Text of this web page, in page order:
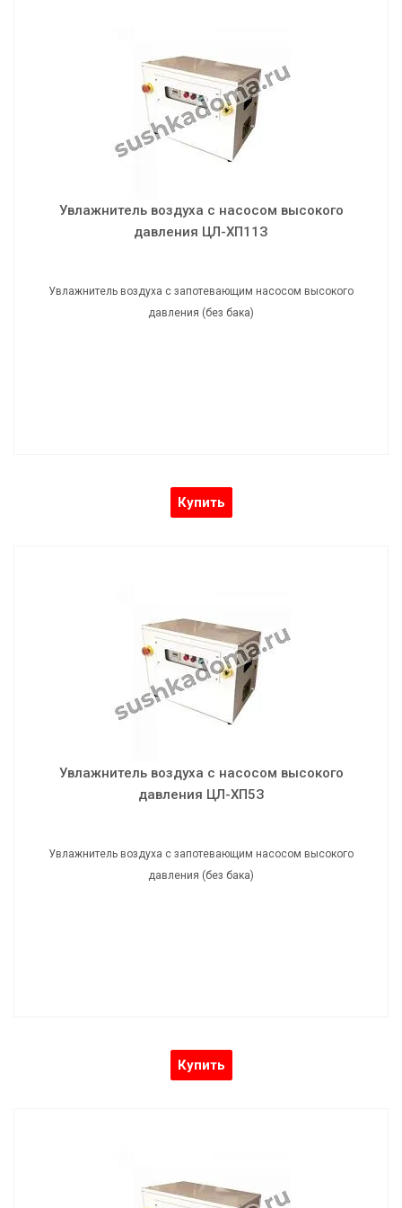
Увлажнитель воздуха с насосом высокого
давления ЦЛ-ХП11З
Увлажнитель воздуха с запотевающим насосом высокого
давления (без бака)
давления ЦЛ-ХП11З
Увлажнитель воздуха с запотевающим насосом высокого
давления (без бака)
Купить
Увлажнитель воздуха с насосом высокого
давления ЦЛ-ХП5З
Увлажнитель воздуха с запотевающим насосом высокого
давления (без бака)
давления ЦЛ-ХП5З
Увлажнитель воздуха с запотевающим насосом высокого
давления (без бака)
Купить
давления ЦЛ-ХП3З